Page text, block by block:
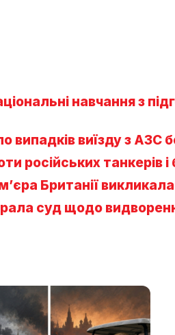
навчання з
випадків виїзду з АЗС
російських танкерів і
Британії
суд щодо